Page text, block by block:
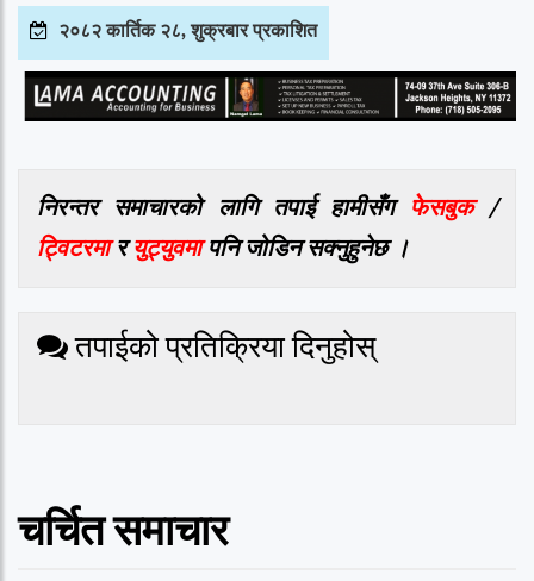
२०८२ कार्तिक २८, शुक्रबार प्रकाशित
निरन्तर समाचारको लागि तपाई हामीसँग फेसबुक/
ट्विटरमारयुट्युवमापनि जोडिन सक्नुहुनेछ ।
तपाईको प्रतिक्रिया दिनुहोस्
चर्चित समाचार